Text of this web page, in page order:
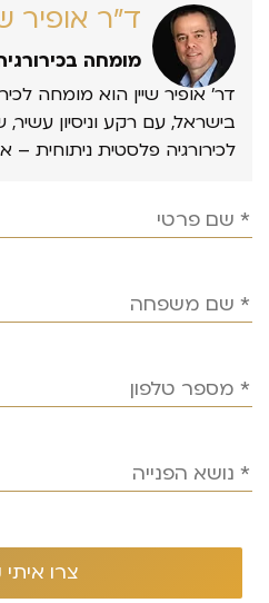
ד״ר אופיר
מומחה
דר’ אופיר שיין הוא מומחה
בישראל, עם רקע וניסיון
לכירורגיה פלסטית ניתוחית –